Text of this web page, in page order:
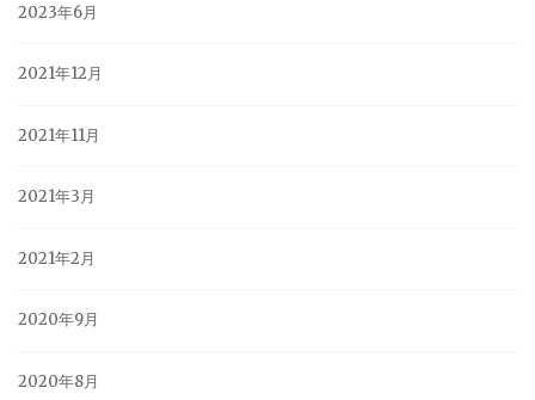
2023年6月
2021年12月
2021年11月
2021年3月
2021年2月
2020年9月
2020年8月